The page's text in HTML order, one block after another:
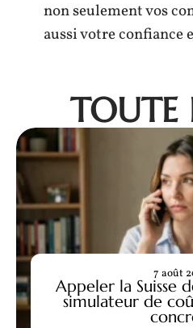
non seulement vos
aussi votre confiance
TOUTE
Appeler la Suisse
simulateur de
7 août